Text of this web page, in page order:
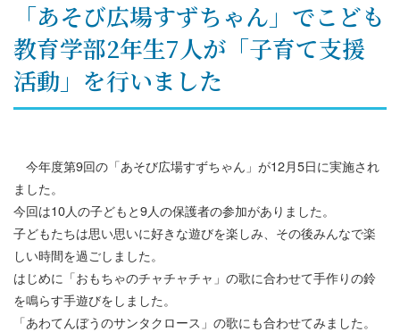
「あそび広場すずちゃん」でこども
教育学部2年生7人が「子育て支援
活動」を行いました
今年度第9回の「あそび広場すずちゃん」が12月5日に実施され
ました。
今回は10人の子どもと9人の保護者の参加がありました。
子どもたちは思い思いに好きな遊びを楽しみ、その後みんなで楽
しい時間を過ごしました。
はじめに「おもちゃのチャチャチャ」の歌に合わせて手作りの鈴
を鳴らす手遊びをしました。
「あわてんぼうのサンタクロース」の歌にも合わせてみました。